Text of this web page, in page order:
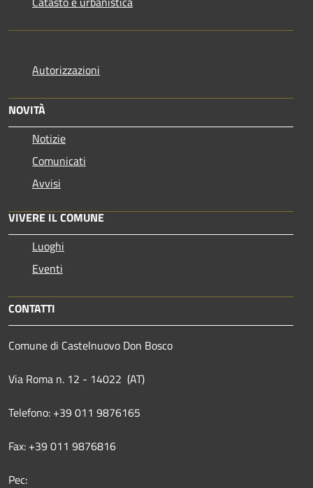
Autorizzazioni
NOVITÀ
Notizie
Comunicati
Avvisi
VIVERE IL COMUNE
Luoghi
Eventi
CONTATTI
Comune di Castelnuovo Don Bosco
Via Roma n. 12 - 14022 (AT)
Telefono: +39 011 9876165
Fax: +39 011 9876816
Pec: